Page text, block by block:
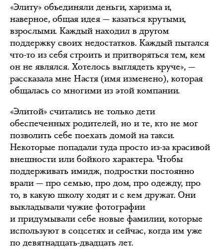
«Элиту» объединяли деньги, харизма и,
наверное, общая идея — казаться крутыми,
взрослыми. Каждый находил в другом
поддержку своих недостатков. Каждый пытался
что-то из себя строить и притворяться тем, кем
он не являлся. Хотелось выглядеть круче», —
рассказала мне Настя (имя изменено), которая
общалась со многими из этой компании.
«Элитой» считались не только дети
обеспеченных родителей, но и те, кто не мог
позволить себе поехать домой на такси.
Некоторые попадали туда просто из-за красивой
внешности или бойкого характера. Чтобы
поддерживать имидж, подростки постоянно
врали — про семью, про дом, про одежду, про
то, в какую школу ходят и с кем дружат. Они
выкладывали чужие фотографии
и придумывали себе новые фамилии, которые
используют в соцсетях и сейчас, когда им уже
по девятнадцать-двадцать лет.